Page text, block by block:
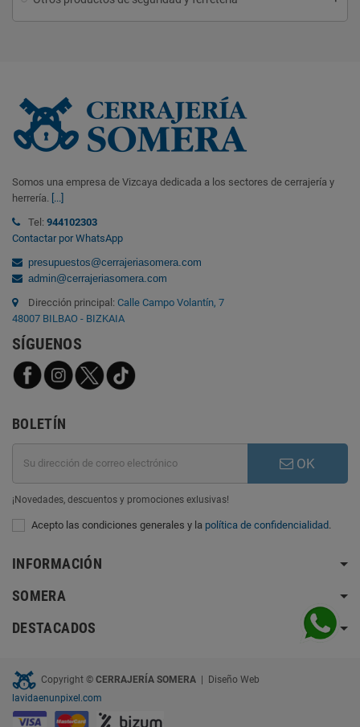
Somos una empresa de Vizcaya dedicada a los sectores de cerrajería y
herrería. [...]
Tel: 944102303
Contactar por WhatsApp
presupuestos@cerrajeriasomera.com
admin@cerrajeriasomera.com
Dirección principal: Calle Campo Volantín, 7
48007 BILBAO - BIZKAIA
SÍGUENOS
BOLETÍN
OK
¡Novedades, descuentos y promociones exlusivas!
Acepto las condiciones generales y la política de confidencialidad.
INFORMACIÓN
SOMERA
DESTACADOS
Copyright © CERRAJERÍA SOMERA | Diseño Web
lavidaenunpixel.com